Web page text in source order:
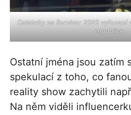
Celebrity na Survivor 2025 vyfocení
republice.
Ostatní jména jsou zatím
spekulací z toho, co
reality show zachytili
Na něm viděli